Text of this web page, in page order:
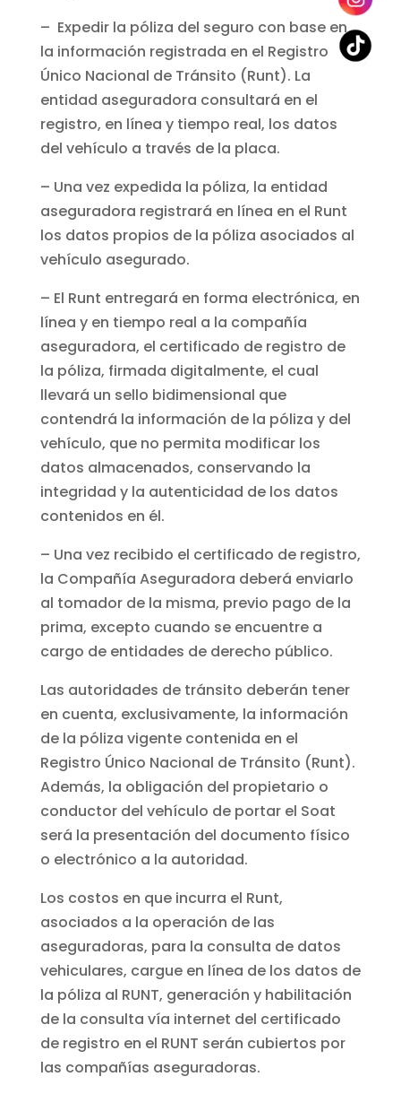
– Expedir la póliza del seguro con base en
la información registrada en el Registro
Único Nacional de Tránsito (Runt). La
entidad aseguradora consultará en el
registro, en línea y tiempo real, los datos
del vehículo a través de la placa.
– Una vez expedida la póliza, la entidad
aseguradora registrará en línea en el Runt
los datos propios de la póliza asociados al
vehículo asegurado.
– El Runt entregará en forma electrónica, en
línea y en tiempo real a la compañía
aseguradora, el certificado de registro de
la póliza, firmada digitalmente, el cual
llevará un sello bidimensional que
contendrá la información de la póliza y del
vehículo, que no permita modificar los
datos almacenados, conservando la
integridad y la autenticidad de los datos
contenidos en él.
– Una vez recibido el certificado de registro,
la Compañía Aseguradora deberá enviarlo
al tomador de la misma, previo pago de la
prima, excepto cuando se encuentre a
cargo de entidades de derecho público.
Las autoridades de tránsito deberán tener
en cuenta, exclusivamente, la información
de la póliza vigente contenida en el
Registro Único Nacional de Tránsito (Runt).
Además, la obligación del propietario o
conductor del vehículo de portar el Soat
será la presentación del documento físico
o electrónico a la autoridad.
Los costos en que incurra el Runt,
asociados a la operación de las
aseguradoras, para la consulta de datos
vehiculares, cargue en línea de los datos de
la póliza al RUNT, generación y habilitación
de la consulta vía internet del certificado
de registro en el RUNT serán cubiertos por
las compañías aseguradoras.